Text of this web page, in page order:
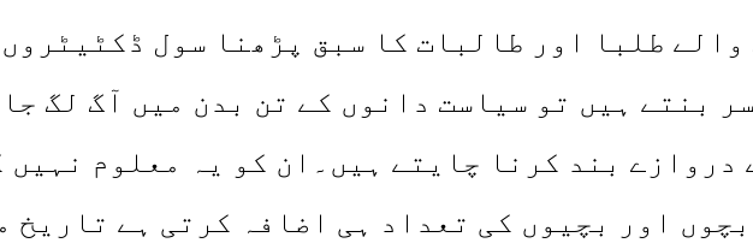
طلبا اور طالبات کا سبق پڑھنا سول
بنتے ہیں تو سیاست دانوں کے تن بدن میں آگ لگ
دروازے بند کرنا چایتے ہیں۔ان کو یہ معلوم نہیں
اور بچیوں کی تعداد ہی اضافہ کرتی ہے تاریخ